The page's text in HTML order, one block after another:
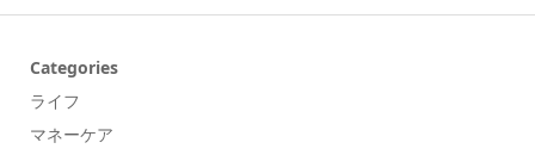
Categories
ライフ
マネーケア